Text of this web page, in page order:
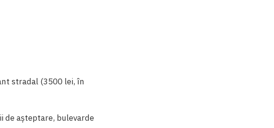
stradal (3500 lei, în
de așteptare, bulevarde